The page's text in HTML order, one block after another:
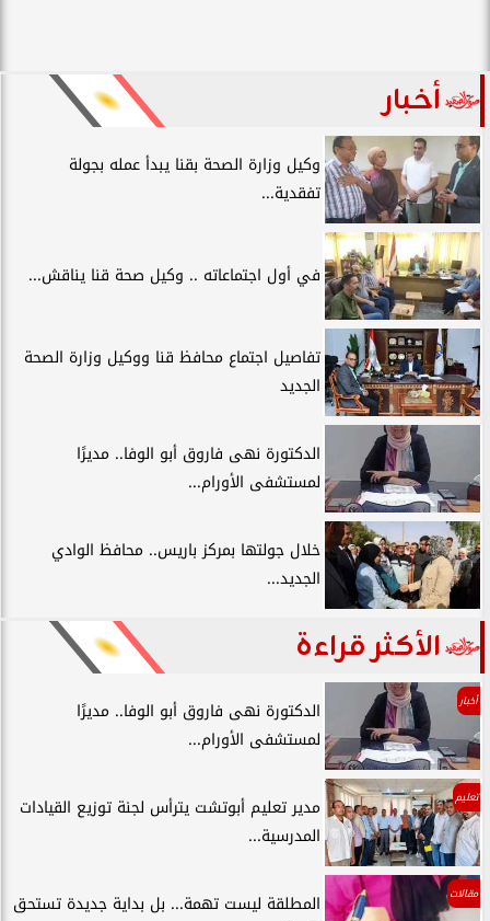
أخبار
وكيل وزارة الصحة بقنا يبدأ عمله بجولة
تفقدية...
في أول اجتماعاته .. وكيل صحة قنا يناقش...
تفاصيل اجتماع محافظ قنا ووكيل وزارة الصحة
الجديد
الدكتورة نهى فاروق أبو الوفا.. مديرًا
لمستشفى الأورام...
خلال جولتها بمركز باريس.. محافظ الوادي
الجديد...
الأكثر قراءة
أخبار
الدكتورة نهى فاروق أبو الوفا.. مديرًا
لمستشفى الأورام...
تعليم
مدير تعليم أبوتشت يترأس لجنة توزيع القيادات
المدرسية...
مقالات
المطلقة ليست تهمة... بل بداية جديدة تستحق